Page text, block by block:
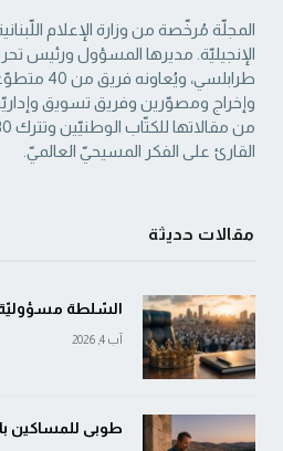
المجلّة مُرخّصة من وزارة الإعلام
الإنجيليّة. مديرها المسؤول ‏ورئيس
طرابلسي،
القارئ على الفكر المسيحيّ العالميّ.‏
مقالات حديثة
السّلطة
آب 4, 2026
طوبى للمساكين